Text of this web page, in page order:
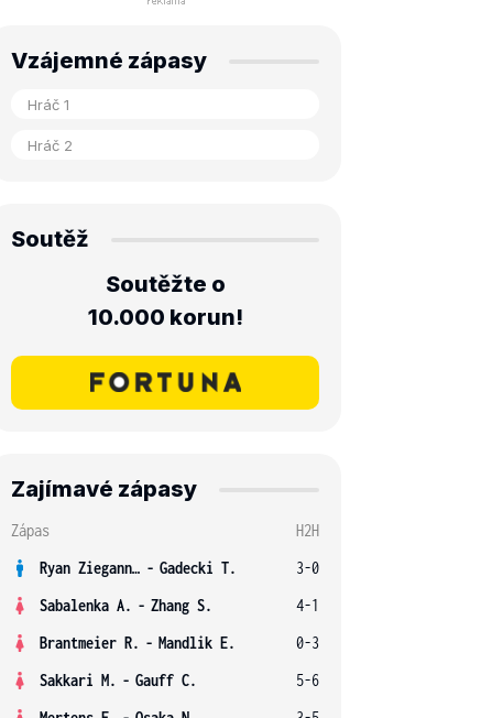
Vzájemné zápasy
Soutěž
Soutěžte o
10.000 korun!
Zajímavé zápasy
Zápas
H2H
Ryan Ziegann S. - Gadecki T.
3-0
Sabalenka A. - Zhang S.
4-1
Brantmeier R. - Mandlik E.
0-3
Sakkari M. - Gauff C.
5-6